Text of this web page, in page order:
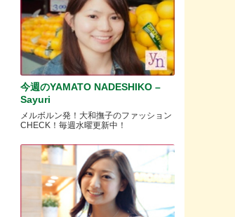
今週のYAMATO NADESHIKO –
Sayuri
メルボルン発！大和撫子のファッション
CHECK！毎週水曜更新中！